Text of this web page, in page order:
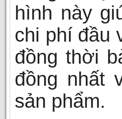
hình này
chi phí đầu
đồng thời
đồng nhất
sản phẩm.